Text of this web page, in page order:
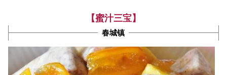
【蜜汁三宝】
春城镇